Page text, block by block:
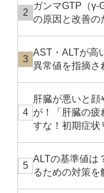
ガンマGTP（
の原因と改善の
AST・ALTが高
異常値を指摘さ
肝臓が悪いと
が！「肝臓の疲
すな！初期症状
ALTの基準値は
るための対策を